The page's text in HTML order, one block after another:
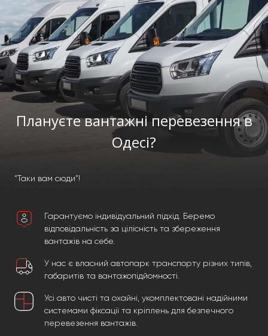
Плануєте вантажні перевезення в
Одесі?
“Таки вам сюди”!
Гарантуємо індивідуальний підхід. Беремо
відповідальність за цілісність та збереження
вантажів на себе.
У нас є власний автопарк транспорту різних типів,
габаритів та вантажопідйомності.
Усі авто чисті та охайні, укомплектовані надійними
системами фіксації та кріплень для безпечного
перевезення вантажів.